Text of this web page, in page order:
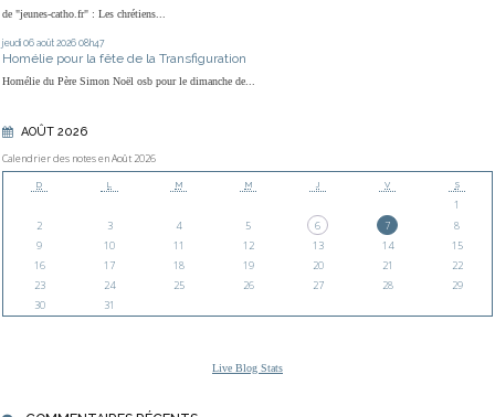
de "jeunes-catho.fr" : Les chrétiens...
jeudi 06 août 2026 08h47
Homélie pour la fête de la Transfiguration
Homélie du Père Simon Noël osb pour le dimanche de...
AOÛT 2026
Calendrier des notes en Août 2026
D L M M J V S
1
2
3 4 5 6 7
8
9
10 11 12 13 14
15
16
17 18 19 20 21
22
23
24 25 26 27 28
29
30
31
Live Blog Stats